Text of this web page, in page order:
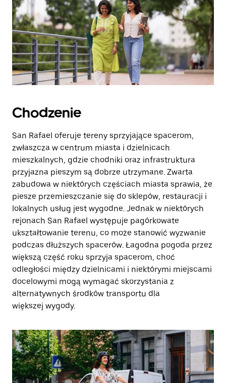
Chodzenie
San Rafael oferuje tereny sprzyjające spacerom,
zwłaszcza w centrum miasta i dzielnicach
mieszkalnych, gdzie chodniki oraz infrastruktura
przyjazna pieszym są dobrze utrzymane. Zwarta
zabudowa w niektórych częściach miasta sprawia, że
piesze przemieszczanie się do sklepów, restauracji i
lokalnych usług jest wygodne. Jednak w niektórych
rejonach San Rafael występuje pagórkowate
ukształtowanie terenu, co może stanowić wyzwanie
podczas dłuższych spacerów. Łagodna pogoda przez
większą część roku sprzyja spacerom, choć
odległości między dzielnicami i niektórymi miejscami
docelowymi mogą wymagać skorzystania z
alternatywnych środków transportu dla
większej wygody.